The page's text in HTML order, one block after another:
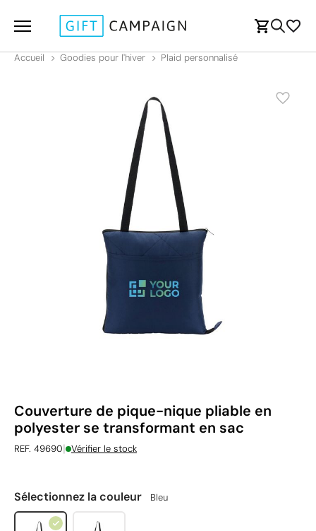
Accueil Goodies pour l'hiver Plaid personnalisé
Couverture de pique-nique pliable en
polyester se transformant en sac
REF. 49690| Vérifier le stock
Sélectionnez la couleur Bleu